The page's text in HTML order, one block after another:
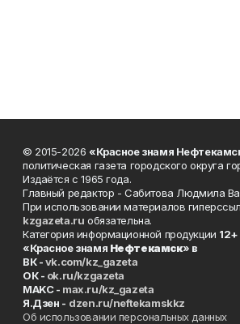
© 2015-2026 «Красное знамя
политическая газета городского округа
Издаётся с 1965 года.
Главный редактор - Сабитова Людмила
При использовании материалов
kzgazeta.ru обязательна.
Категория информационной продукции 12+
«Красное знамя Нефтекамск» в
ВК -vk.com/kz_gazeta
ОК - ok.ru/kzgazeta
MAKC - max.ru/kz_gazeta
Я.Дзен - dzen.ru/neftekamskkz
Об использовании персональных данных